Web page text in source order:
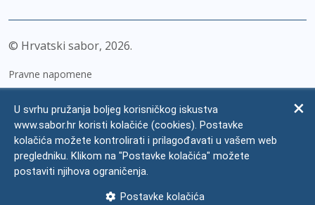
© Hrvatski sabor, 2026
Pravne napomene
Zaštita osobnih podataka
Impressum
Česta pitanja
U svrhu pružanja boljeg korisničkog iskustva
www.sabor.hr koristi kolačiće (cookies). Postavke
kolačića možete kontrolirati i prilagođavati u vašem web
pregledniku. Klikom na "Postavke kolačića" možete
postaviti njihova ograničenja.
Postavke kolačića